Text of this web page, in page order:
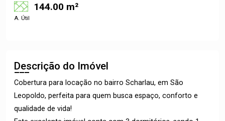
144.00 m²
A. Útil
Descrição do Imóvel
Cobertura para locação no bairro Scharlau, em São
Leopoldo, perfeita para quem busca espaço, conforto e
qualidade de vida!